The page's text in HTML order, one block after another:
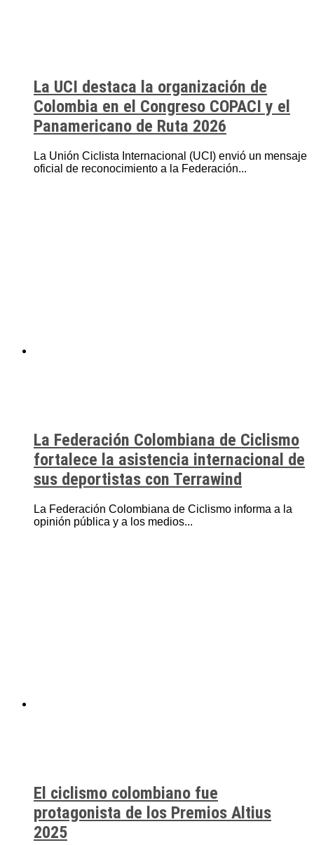
La UCI destaca la organización de
Colombia en el Congreso COPACI y el
Panamericano de Ruta 2026
La Unión Ciclista Internacional (UCI) envió un mensaje
oficial de reconocimiento a la Federación...
La Federación Colombiana de Ciclismo
fortalece la asistencia internacional de
sus deportistas con Terrawind
La Federación Colombiana de Ciclismo informa a la
opinión pública y a los medios...
El ciclismo colombiano fue
protagonista de los Premios Altius
2025